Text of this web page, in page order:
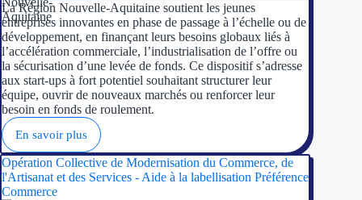
La Région Nouvelle-Aquitaine soutient les jeunes
entreprises innovantes en phase de passage à l’échelle ou de
développement, en finançant leurs besoins globaux liés à
l’accélération commerciale, l’industrialisation de l’offre ou
la sécurisation d’une levée de fonds. Ce dispositif s’adresse
aux start-ups à fort potentiel souhaitant structurer leur
équipe, ouvrir de nouveaux marchés ou renforcer leur
besoin en fonds de roulement.
En savoir plus
Opération Collective de Modernisation du Commerce, de
l'Artisanat et des Services - Aide à la labellisation Préférence
Commerce